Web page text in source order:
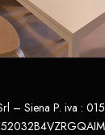
– Siena P. iva :